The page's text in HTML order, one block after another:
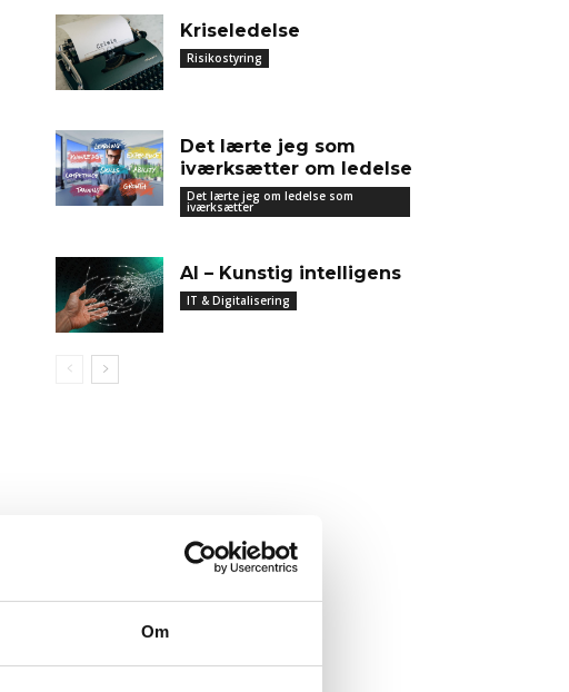
Om
Kriseledelse
Risikostyring
Det lærte jeg som
iværksætter om ledelse
Det lærte jeg om ledelse som
iværksætter
AI – Kunstig intelligens
IT & Digitalisering